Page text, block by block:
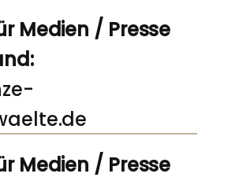
Medien / Presse
Medien / Presse